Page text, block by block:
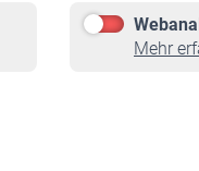
Mehr
Rente beantragen
Rentenauszahlung